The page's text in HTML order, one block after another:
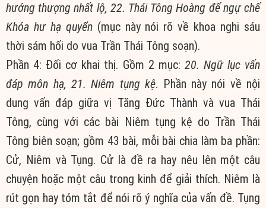
hướng thượng nhất lộ, 22. Thái Tông Hoàng đế ngự chế
Khóa hư hạ quyển(mục này nói rõ về khoa nghi sáu
thời sám hối do vua Trần Thái Tông soạn).
Phần 4: Đối cơ khai thị. Gồm 2 mục: 20. Ngữ lục vấn
đáp môn hạ, 21. Niêm tụng kệ. Phần này nói về nội
dung vấn đáp giữa vị Tăng Đức Thành và vua Thái
Tông, cùng với các bài Niêm tụng kệ do Trần Thái
Tông biên soạn; gồm 43 bài, mỗi bài chia làm ba phần:
Cử, Niêm và Tụng. Cử là đề ra hay nêu lên một câu
chuyện hoặc một câu trong kinh để giải thích. Niêm là
rút gọn hay tóm tắt để nói rõ ý nghĩa của vấn đề. Tụng